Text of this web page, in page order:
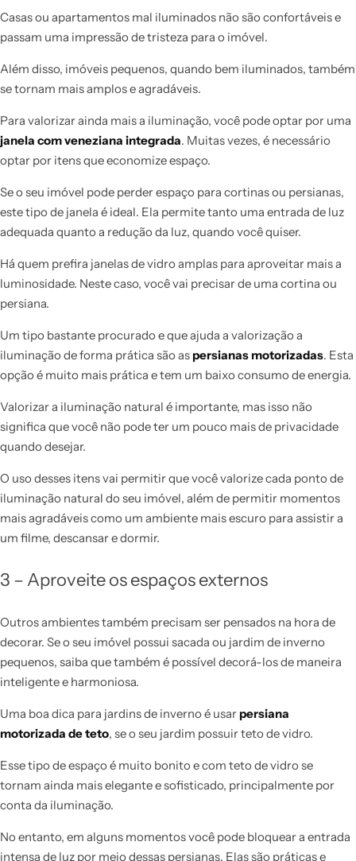
Casas ou apartamentos mal iluminados não são confortáveis e
passam uma impressão de tristeza para o imóvel.
Além disso, imóveis pequenos, quando bem iluminados, também
se tornam mais amplos e agradáveis.
Para valorizar ainda mais a iluminação, você pode optar por uma
janela com veneziana integrada. Muitas vezes, é necessário
optar por itens que economize espaço.
Se o seu imóvel pode perder espaço para cortinas ou persianas,
este tipo de janela é ideal. Ela permite tanto uma entrada de luz
adequada quanto a redução da luz, quando você quiser.
Há quem prefira janelas de vidro amplas para aproveitar mais a
luminosidade. Neste caso, você vai precisar de uma cortina ou
persiana.
Um tipo bastante procurado e que ajuda a valorização a
iluminação de forma prática são as persianas motorizadas. Esta
opção é muito mais prática e tem um baixo consumo de energia.
Valorizar a iluminação natural é importante, mas isso não
significa que você não pode ter um pouco mais de privacidade
quando desejar.
O uso desses itens vai permitir que você valorize cada ponto de
iluminação natural do seu imóvel, além de permitir momentos
mais agradáveis como um ambiente mais escuro para assistir a
um filme, descansar e dormir.
3 – Aproveite os espaços externos
Outros ambientes também precisam ser pensados na hora de
decorar. Se o seu imóvel possui sacada ou jardim de inverno
pequenos, saiba que também é possível decorá-los de maneira
inteligente e harmoniosa.
Uma boa dica para jardins de inverno é usar persiana
motorizada de teto, se o seu jardim possuir teto de vidro.
Esse tipo de espaço é muito bonito e com teto de vidro se
tornam ainda mais elegante e sofisticado, principalmente por
conta da iluminação.
No entanto, em alguns momentos você pode bloquear a entrada
intensa de luz por meio dessas persianas. Elas são práticas e